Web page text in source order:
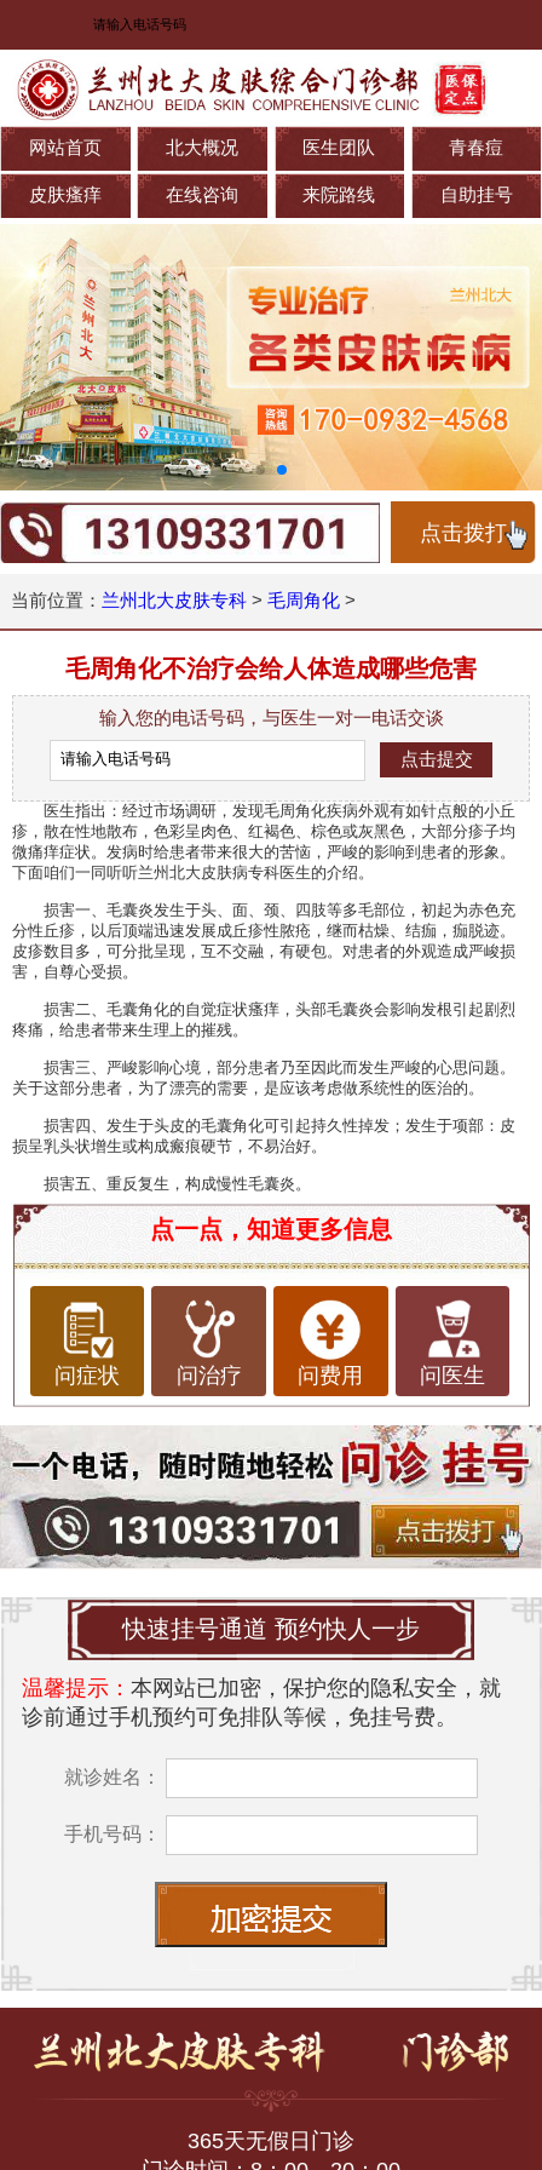
网站首页 北大概况 医生团队 青春痘
皮肤瘙痒 在线咨询 来院路线 自助挂号
点击拨打
当前位置： 兰州北大皮肤专科> 毛周角化>
毛周角化不治疗会给人体造成哪些危害
输入您的电话号码，与医生一对一电话交谈
医生指出：经过市场调研，发现毛周角化疾病外观有如针点般的小丘
疹，散在性地散布，色彩呈肉色、红褐色、棕色或灰黑色，大部分疹子均
微痛痒症状。发病时给患者带来很大的苦恼，严峻的影响到患者的形象。
下面咱们一同听听兰州北大皮肤病专科医生的介绍。
损害一、毛囊炎发生于头、面、颈、四肢等多毛部位，初起为赤色充
分性丘疹，以后顶端迅速发展成丘疹性脓疮，继而枯燥、结痂，痂脱迹。
皮疹数目多，可分批呈现，互不交融，有硬包。对患者的外观造成严峻损
害，自尊心受损。
损害二、毛囊角化的自觉症状瘙痒，头部毛囊炎会影响发根引起剧烈
疼痛，给患者带来生理上的摧残。
损害三、严峻影响心境，部分患者乃至因此而发生严峻的心思问题。
关于这部分患者，为了漂亮的需要，是应该考虑做系统性的医治的。
损害四、发生于头皮的毛囊角化可引起持久性掉发；发生于项部：皮
损呈乳头状增生或构成瘢痕硬节，不易治好。
损害五、重反复生，构成慢性毛囊炎。
点一点，知道更多信息
问症状 问治疗 问费用 问医生
快速挂号通道 预约快人一步
温馨提示： 本网站已加密，保护您的隐私安全，就
诊前通过手机预约可免排队等候，免挂号费。
就诊姓名：
手机号码：
365天无假日门诊